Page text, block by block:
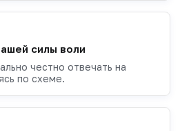
силы воли
честно отвечать на
по схеме.